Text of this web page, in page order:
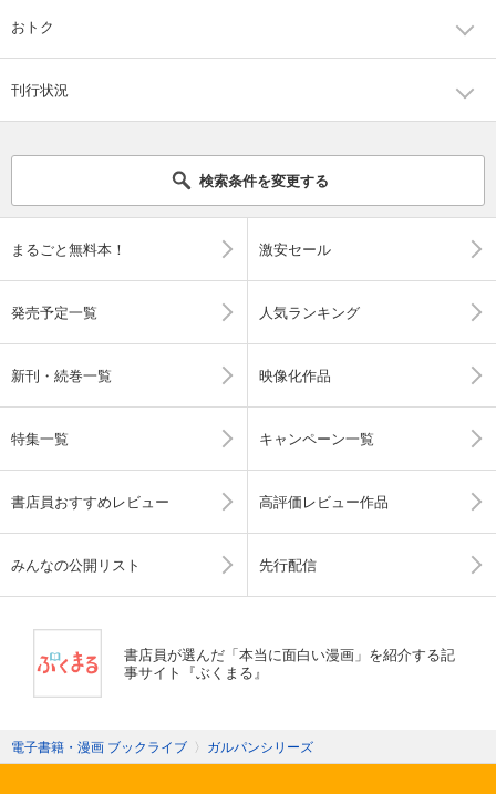
おトク
刊行状況
検索条件を変更する
まるごと無料本！ 激安セール
発売予定一覧 人気ランキング
新刊・続巻一覧 映像化作品
特集一覧 キャンペーン一覧
書店員おすすめレビュー 高評価レビュー作品
みんなの公開リスト 先行配信
書店員が選んだ「本当に面白い漫画」を紹介する記
事サイト『ぶくまる』
電子書籍・漫画 ブックライブ 〉 ガルパンシリーズ